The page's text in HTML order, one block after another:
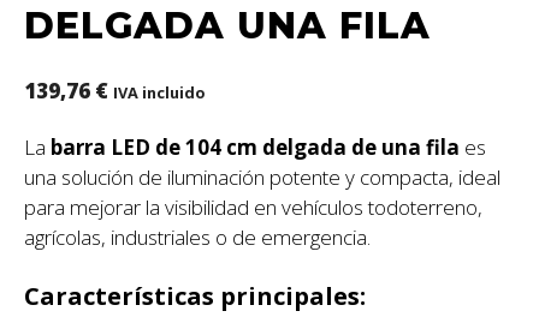
DELGADA UNA FILA
139,76 € IVA incluido
La barra LED de 104 cm delgada de una fila es
una solución de iluminación potente y compacta, ideal
para mejorar la visibilidad en vehículos todoterreno,
agrícolas, industriales o de emergencia.
Características principales: